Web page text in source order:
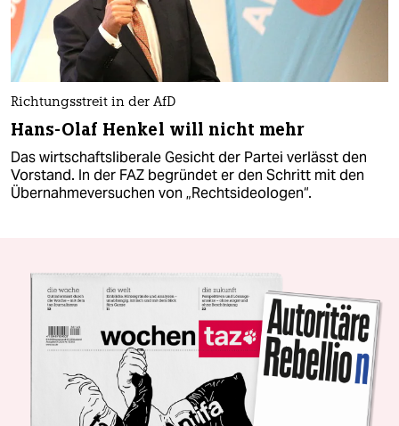
Richtungsstreit in der AfD
Hans-Olaf Henkel will nicht mehr
Das wirtschaftsliberale Gesicht der Partei verlässt den
Vorstand. In der FAZ begründet er den Schritt mit den
Übernahmeversuchen von „Rechtsideologen“.